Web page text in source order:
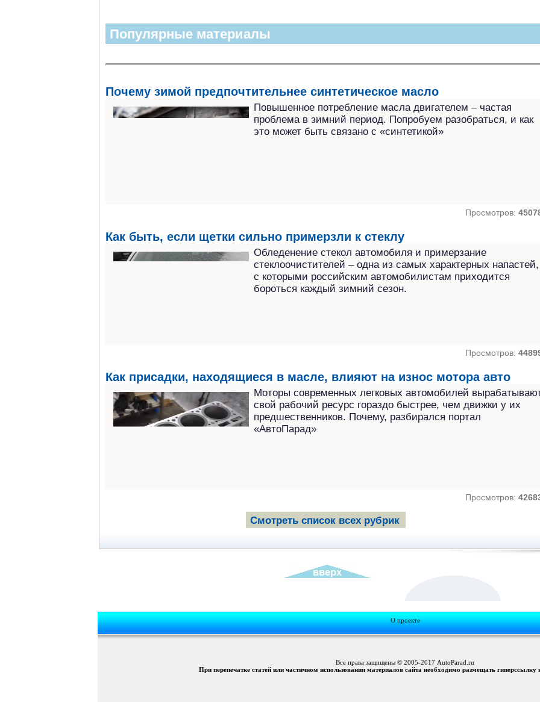
Популярные материалы
Почему зимой предпочтительнее синтетическое масло
Повышенное потребление масла двигателем – частая
проблема в зимний период. Попробуем разобраться, и как
это может быть связано с «синтетикой»
Просмотров:
Как быть, если щетки сильно примерзли к стеклу
Обледенение стекол автомобиля и примерзание
стеклоочистителей – одна из самых характерных напастей,
с которыми российским автомобилистам приходится
бороться каждый зимний сезон.
Просмотров:
Как присадки, находящиеся в масле, влияют на износ мотора авто
Моторы современных легковых автомобилей
свой рабочий ресурс гораздо быстрее, чем движки у их
предшественников. Почему, разбирался портал
«АвтоПарад»
Просмотров:
Смотреть список всех рубрик
O проекте
Все права защищены © 2005-2017 AutoParad.ru
При перепечатке статей или частичном использовании материалов сайта необходимо размещать